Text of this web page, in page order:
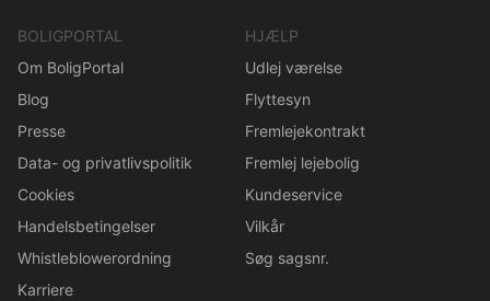
BOLIGPORTAL
Om BoligPortal
Blog
Presse
Data- og privatlivspolitik
Cookies
Handelsbetingelser
Whistleblowerordning
Karriere
HJÆLP
Udlej værelse
Flyttesyn
Fremlejekontrakt
Fremlej lejebolig
Kundeservice
Vilkår
Søg sagsnr.